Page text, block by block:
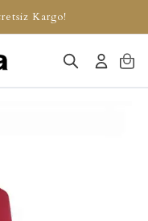
Kargo!